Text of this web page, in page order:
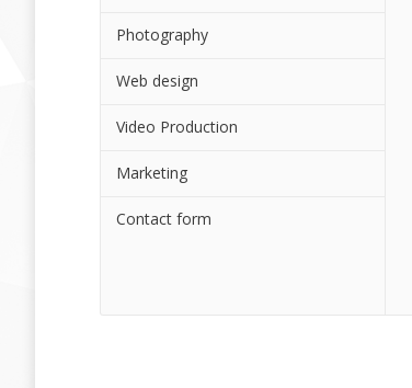
Photography
Web design
Video Production
Marketing
Contact form